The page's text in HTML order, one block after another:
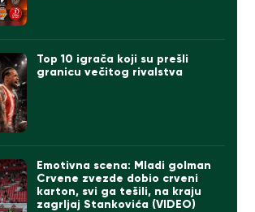
Top 10 igrača koji su prešli
granicu večitog rivalstva
Emotivna scena: Mladi golman
Crvene zvezde dobio crveni
karton, svi ga tešili, na kraju
zagrljaj Stankovića (VIDEO)